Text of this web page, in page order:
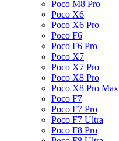
Poco M8 Pro
Poco X6
Poco X6 Pro
Poco F6
Poco F6 Pro
Poco X7
Poco X7 Pro
Poco X8 Pro
Poco X8 Pro Max
Poco F7
Poco F7 Pro
Poco F7 Ultra
Poco F8 Pro